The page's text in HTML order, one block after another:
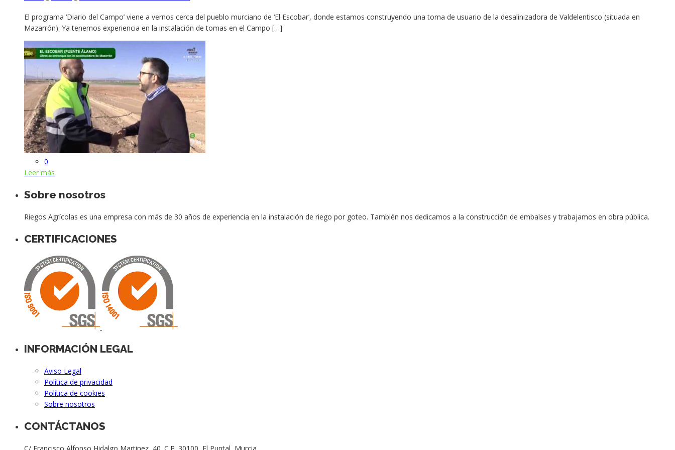
El programa ‘Diario del Campo’ viene a vernos cerca del pueblo murciano de ‘El Escobar’, donde estamos construyendo una toma de usuario de la desalinizadora de Valdelentisco (situada en
Mazarrón). Ya tenemos experiencia en la instalación de tomas en el Campo […]
0
Leer más
Sobre nosotros
Riegos Agrícolas es una empresa con más de 30 años de experiencia en la instalación de riego por goteo. También nos dedicamos a la construcción de embalses y trabajamos en obra pública.
CERTIFICACIONES
INFORMACIÓN LEGAL
Aviso Legal
Política de privacidad
Política de cookies
Sobre nosotros
CONTÁCTANOS